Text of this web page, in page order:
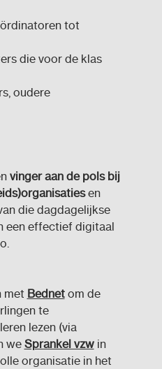
tot
die voor de klas
oudere
vinger aan de pols bij
en
die dagdagelijkse
een effectief digitaal
met Bednetom de
te
lezen (via
we Sprankel vzwin
organisatie in het